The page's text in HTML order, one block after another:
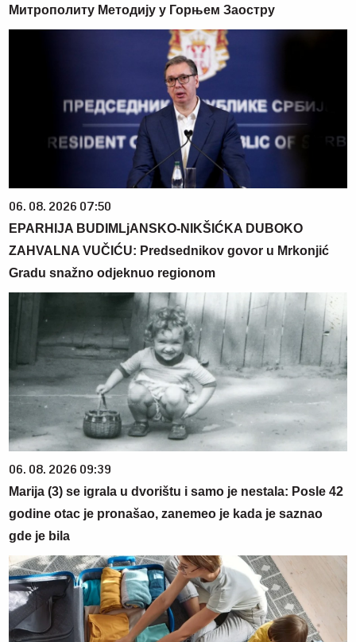
Митрополиту Методију у Горњем Заостру
06. 08. 2026 07:50
EPARHIJA BUDIMLjANSKO-NIKŠIĆKA DUBOKO
ZAHVALNA VUČIĆU: Predsednikov govor u Mrkonjić
Gradu snažno odjeknuo regionom
06. 08. 2026 09:39
Marija (3) se igrala u dvorištu i samo je nestala: Posle 42
godine otac je pronašao, zanemeo je kada je saznao
gde je bila